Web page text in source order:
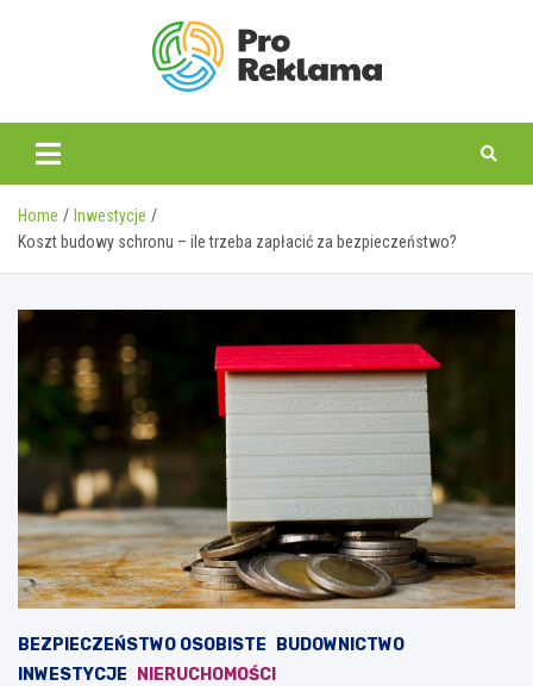
proreklama.pl
Home
Inwestycje
Koszt budowy schronu – ile trzeba zapłacić za bezpieczeństwo?
BEZPIECZEŃSTWO OSOBISTE
BUDOWNICTWO
INWESTYCJE
NIERUCHOMOŚCI